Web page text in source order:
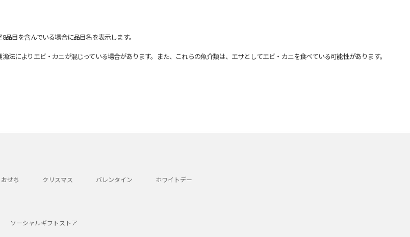
目を含んでいる場合に品目名を表示します。
によりエビ・カニが混じっている場合があります。また、これらの魚介類は、エサとしてエビ・カニを食べている可能性があります。
おせち クリスマス バレンタイン ホワイトデー
ソーシャルギフトストア